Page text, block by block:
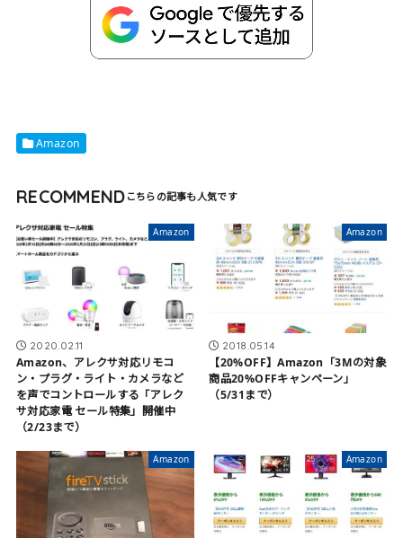
Amazon
RECOMMEND
Amazon
2020.02.11
Amazon、アレクサ対応リモコ
ン・プラグ・ライト・カメラなど
を声でコントロールする「アレク
サ対応家電 セール特集」開催中
（2/23まで）
Amazon
2018.05.14
【20%OFF】Amazon「3Mの対象
商品20%OFFキャンペーン」
（5/31まで）
Amazon Amazon